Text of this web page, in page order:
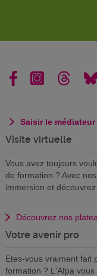
Saisir le médiateur
Visite virtuelle
Vous avez toujours
de formation ? Avec
immersion et
Découvrez nos
Votre avenir pro
Etes-vous vraiment fait
formation ? L'Afpa